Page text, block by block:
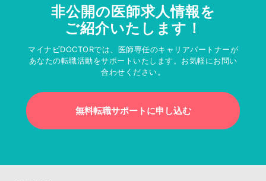
非公開の医師求人情報を
ご紹介いたします！
マイナビDOCTORでは、医師専任のキャリアパートナーが
あなたの転職活動をサポートいたします。お気軽にお問い
合わせください。
無料転職サポートに申し込む